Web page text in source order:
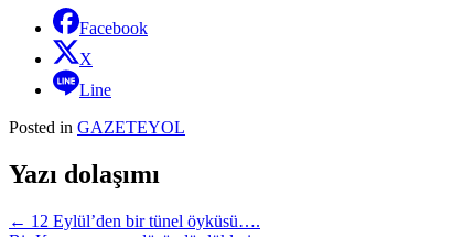
Facebook
X
Line
Posted in GAZETEYOL
Yazı dolaşımı
← 12 Eylül’den bir tünel öyküsü….